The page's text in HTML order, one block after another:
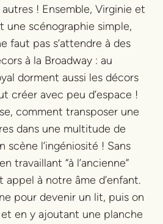
! Ensemble, Virginie et
une scénographie simple,
faut pas s’attendre à des
à la Broadway : au
dorment aussi les décors
créer avec peu d’espace !
comment transposer une
dans une multitude de
scène l’ingéniosité ! Sans
travaillant “à l’ancienne”
appel à notre âme d’enfant.
pour devenir un lit, puis on
en y ajoutant une planche